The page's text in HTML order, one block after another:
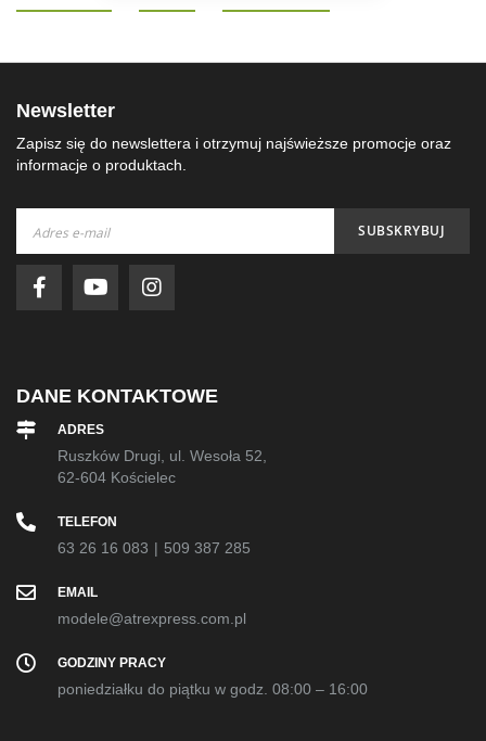
Newsletter
Zapisz się do newslettera i otrzymuj najświeższe promocje oraz
informacje o produktach.
nasz
newsletter:
SUBSKRYBUJ
DANE KONTAKTOWE
ADRES
Ruszków Drugi, ul. Wesoła 52,
62-604 Kościelec
TELEFON
63 26 16 083 | 509 387 285
EMAIL
modele@atrexpress.com.pl
GODZINY PRACY
poniedziałku do piątku w godz. 08:00 – 16:00